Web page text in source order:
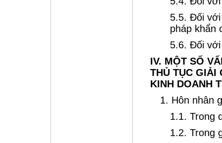
5.5. Đối với
pháp khẩn
5.6. Đối
IV. MỘT SỐ
THỦ TỤC GIẢI
KINH DOANH
1. Hôn nhân
1.1. Trong
1.2. Trong